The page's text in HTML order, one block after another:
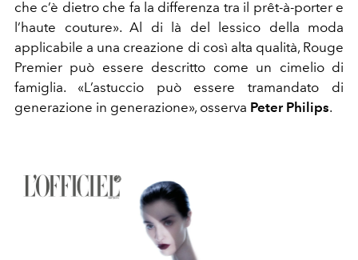
che c’è dietro che fa la differenza tra il prêt-à-porter e
l’haute couture». Al di là del lessico della moda
applicabile a una creazione di così alta qualità, Rouge
Premier può essere descritto come un cimelio di
famiglia. «L’astuccio può essere tramandato di
generazione in generazione», osserva Peter Philips.